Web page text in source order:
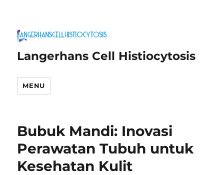
Langerhans Cell Histiocytosis
MENU
Bubuk Mandi: Inovasi
Perawatan Tubuh untuk
Kesehatan Kulit